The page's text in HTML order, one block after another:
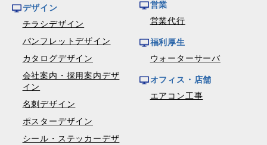
デザイン
チラシデザイン
パンフレットデザイン
カタログデザイン
会社案内・採用案内デザ
イン
名刺デザイン
ポスターデザイン
シール・ステッカーデザ
営業
営業代行
福利厚生
ウォーターサーバ
オフィス・店舗
エアコン工事